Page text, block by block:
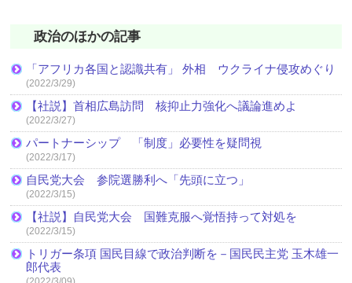
政治のほかの記事
「アフリカ各国と認識共有」 外相 ウクライナ侵攻めぐり
(2022/3/29)
【社説】首相広島訪問 核抑止力強化へ議論進めよ
(2022/3/27)
パートナーシップ 「制度」必要性を疑問視
(2022/3/17)
自民党大会 参院選勝利へ「先頭に立つ」
(2022/3/15)
【社説】自民党大会 国難克服へ覚悟持って対処を
(2022/3/15)
トリガー条項 国民目線で政治判断を－国民民主党 玉木雄一
郎代表